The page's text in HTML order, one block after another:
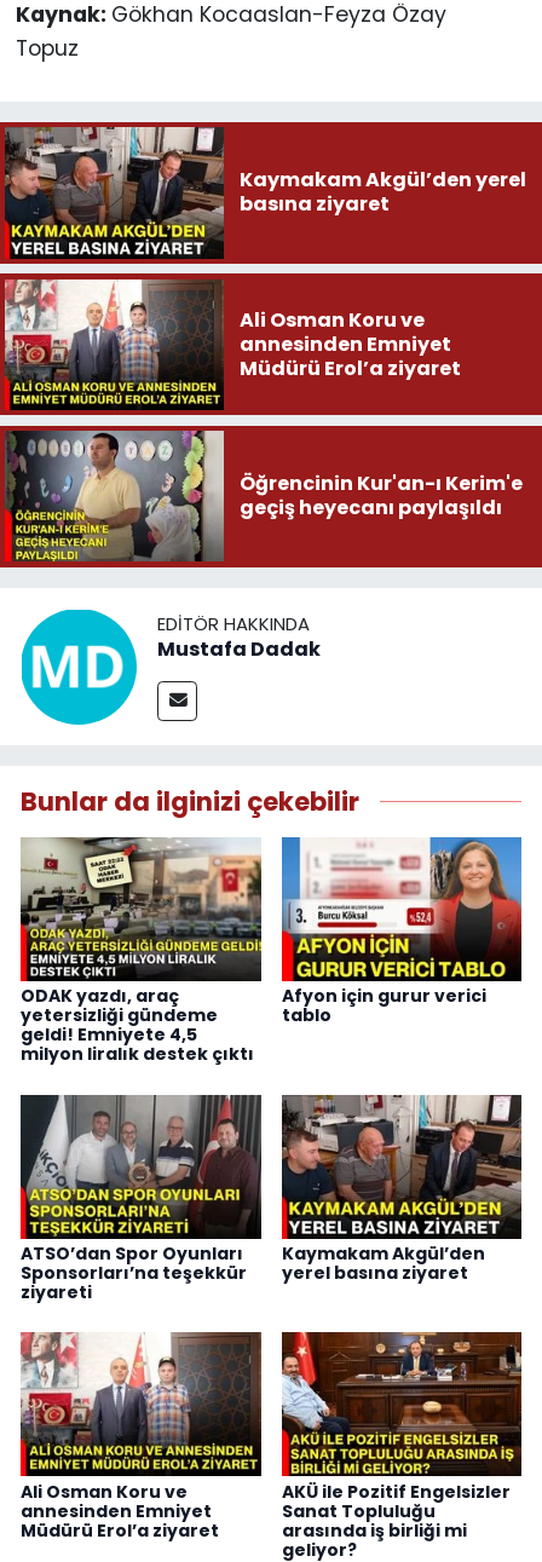
Kaynak: Gökhan Kocaaslan-Feyza Özay
Topuz
Kaymakam Akgül’den yerel
basına ziyaret
Ali Osman Koru ve
annesinden Emniyet
Müdürü Erol’a ziyaret
Öğrencinin Kur'an-ı Kerim'e
geçiş heyecanı paylaşıldı
EDITÖR HAKKINDA
Mustafa Dadak
Bunlar da ilginizi çekebilir
ODAK yazdı, araç
yetersizliği gündeme
geldi! Emniyete 4,5
milyon liralık destek çıktı
Afyon için gurur verici
tablo
ATSO’dan Spor Oyunları
Sponsorları’na teşekkür
ziyareti
Kaymakam Akgül’den
yerel basına ziyaret
Ali Osman Koru ve
annesinden Emniyet
Müdürü Erol’a ziyaret
AKÜ ile Pozitif Engelsizler
Sanat Topluluğu
arasında iş birliği mi
geliyor?